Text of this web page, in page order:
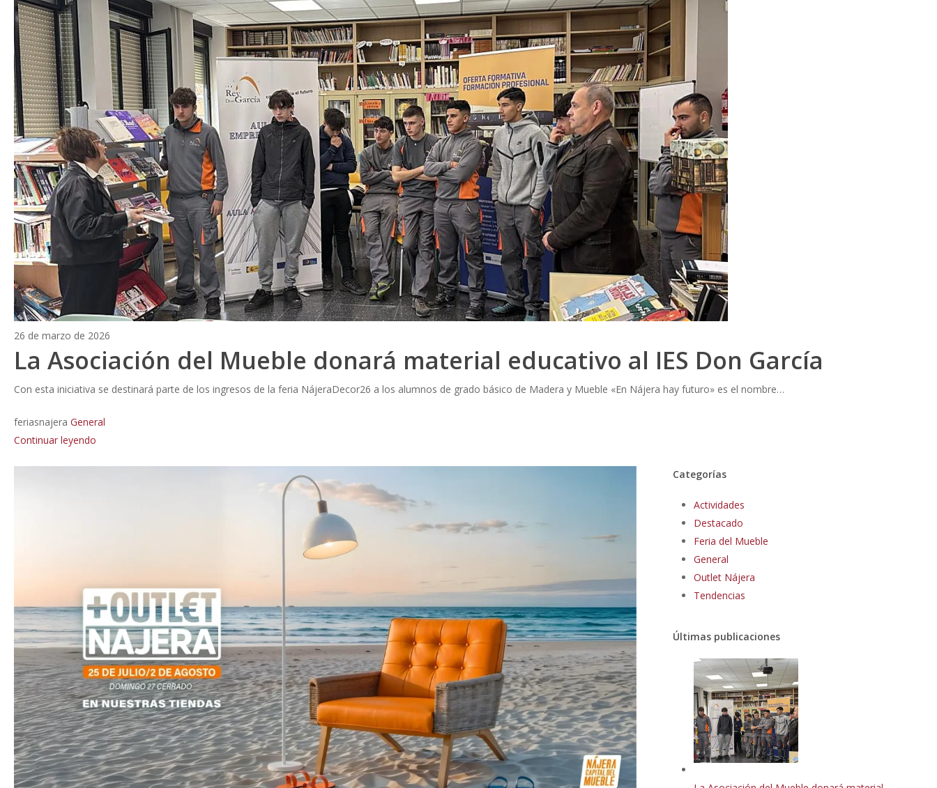
Hit enter to search or ESC to close
26 de marzo de 2026
La Asociación del Mueble donará material educativo al IES Don García
Con esta iniciativa se destinará parte de los ingresos de la feria NájeraDecor26 a los alumnos de grado básico de Madera y Mueble «En Nájera hay futuro» es el nombre…
feriasnajera General
Continuar leyendo
Categorías
Actividades
Destacado
Feria del Mueble
General
Outlet Nájera
Tendencias
Últimas publicaciones